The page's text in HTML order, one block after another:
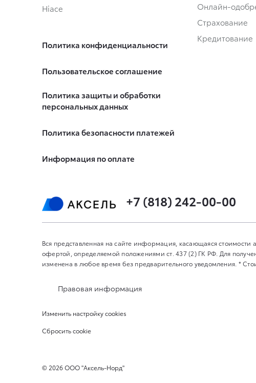
Hiace
Политика конфиденциальности
Пользовательское соглашение
Политика защиты и обработки
персональных данных
Политика безопасности платежей
Информация по оплате
Онлайн-
Страхование
Кредитование
+7 (818) 242-00-00
Вся представленная на сайте информация, касающаяся
офертой, определяемой положениями ст. 437 (2) ГК РФ. Для
изменена в любое время без предварительного уведомления. *
Правовая информация
Изменить настройку cookies
Сбросить cookie
©2026ООО "Аксель-Норд"